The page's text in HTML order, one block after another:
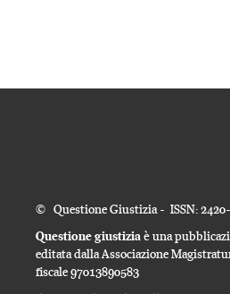
© Questione Giustizia - ISSN:
Questione giustiziaè una
editata dalla Associazione
fiscale 97013890583